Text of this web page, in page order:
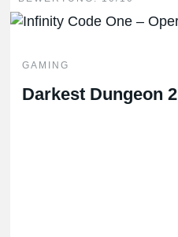
GAMING
Darkest Dungeon 2